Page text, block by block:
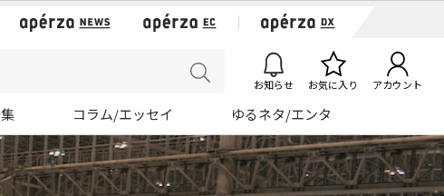
お知らせ お気に入り アカウント
コラム/エッセイ ゆるネタ/エンタ